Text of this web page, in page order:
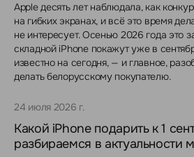
Apple десять лет наблюдала, как
на гибких экранах, и всё это время
не интересует. Осенью 2026 года это
складной iPhone покажут уже в
известно на сегодня, — и главное,
делать белорусскому покупателю.
24 июля 2026 г.
Какой iPhone подарить к 1
разбираемся в актуальности